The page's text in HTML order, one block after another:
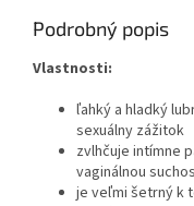
Podrobný popis
Vlastnosti:
ľahký a hladký
sexuálny zážitok
zvlhčuje intímne
vaginálnou
je veľmi šetrný k